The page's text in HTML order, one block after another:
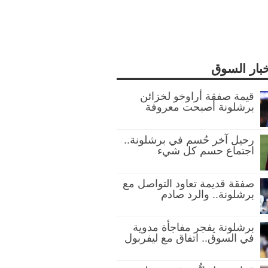
السوق
قيمة صفقة أراوخو لخزائن
برشلونة أصبحت معروفة
رحيل آخر حُسم في برشلونة..
اجتماع حسم كل شيء
صفقة قديمة تعاود التواصل مع
برشلونة.. والرد صادم
برشلونة يفجر مفاجأة مدوية
في السوق.. اتفاق مع ليفربول